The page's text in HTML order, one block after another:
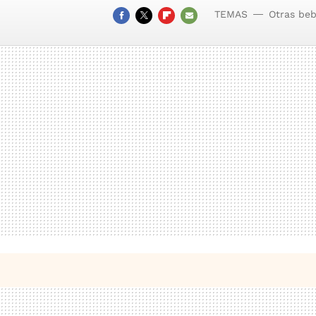
MAIL
TEMAS Otras